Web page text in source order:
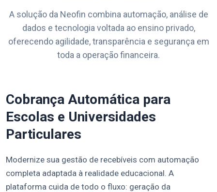
A solução da Neofin combina automação, análise de
dados e tecnologia voltada ao ensino privado,
oferecendo agilidade, transparência e segurança em
toda a operação financeira.
Cobrança Automática para
Escolas e Universidades
Particulares
Modernize sua gestão de recebíveis com automação
completa adaptada à realidade educacional. A
plataforma cuida de todo o fluxo: geração da